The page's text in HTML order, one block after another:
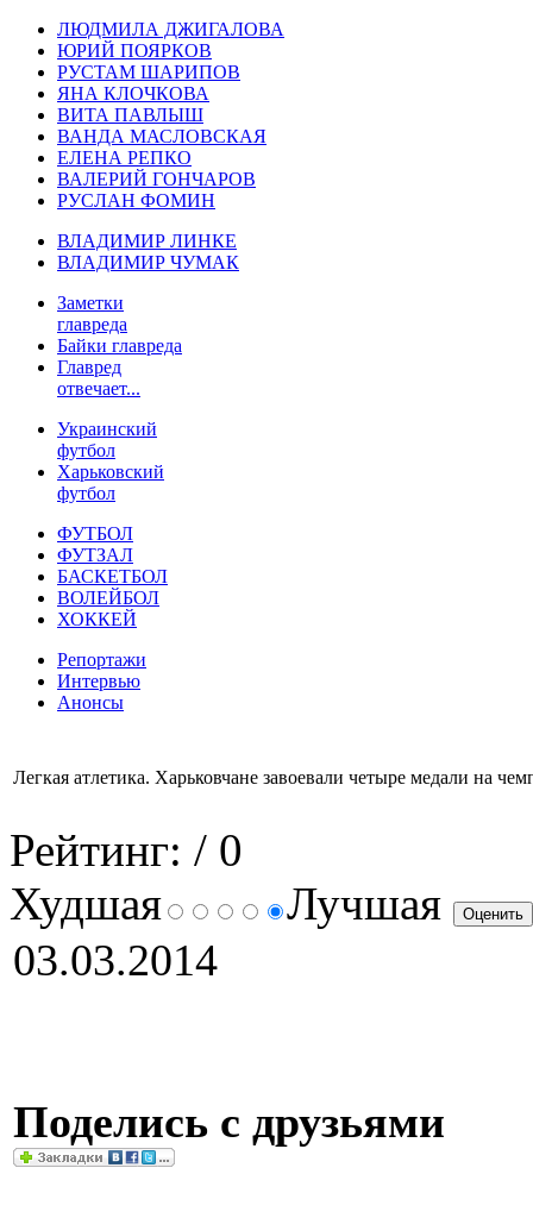
ЛЮДМИЛА ДЖИГАЛОВА
ЮРИЙ ПОЯРКОВ
РУСТАМ ШАРИПОВ
ЯНА КЛОЧКОВА
ВИТА ПАВЛЫШ
ВАНДА МАСЛОВСКАЯ
ЕЛЕНА РЕПКО
ВАЛЕРИЙ ГОНЧАРОВ
РУСЛАН ФОМИН
ВЛАДИМИР ЛИНКЕ
ВЛАДИМИР ЧУМАК
Заметки
главреда
Байки главреда
Главред
отвечает...
Украинский
футбол
Харьковский
футбол
ФУТБОЛ
ФУТЗАЛ
БАСКЕТБОЛ
ВОЛЕЙБОЛ
ХОККЕЙ
Репортажи
Интервью
Анонсы
Легкая атлетика. Харьковчане завоевали четыре медали на
Рейтинг: / 0
Худшая
Лучшая
03.03.2014
Поделись с друзьями